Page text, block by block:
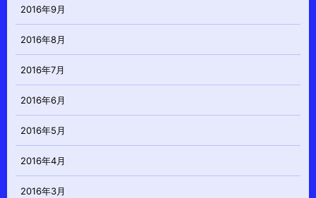
2016年9月
2016年8月
2016年7月
2016年6月
2016年5月
2016年4月
2016年3月